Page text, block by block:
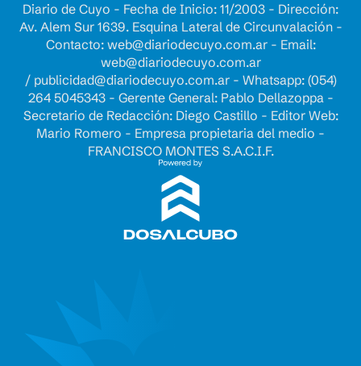
Diario de Cuyo - Fecha de Inicio: 11/2003 - Dirección:
Av. Alem Sur 1639. Esquina Lateral de Circunvalación -
Contacto: web@diariodecuyo.com.ar- Email:
web@diariodecuyo.com.ar
/ publicidad@diariodecuyo.com.ar- Whatsapp: (054)
264 5045343 - Gerente General: Pablo Dellazoppa -
Secretario de Redacción: Diego Castillo - Editor Web:
Mario Romero - Empresa propietaria del medio -
FRANCISCO MONTES S.A.C.I.F.